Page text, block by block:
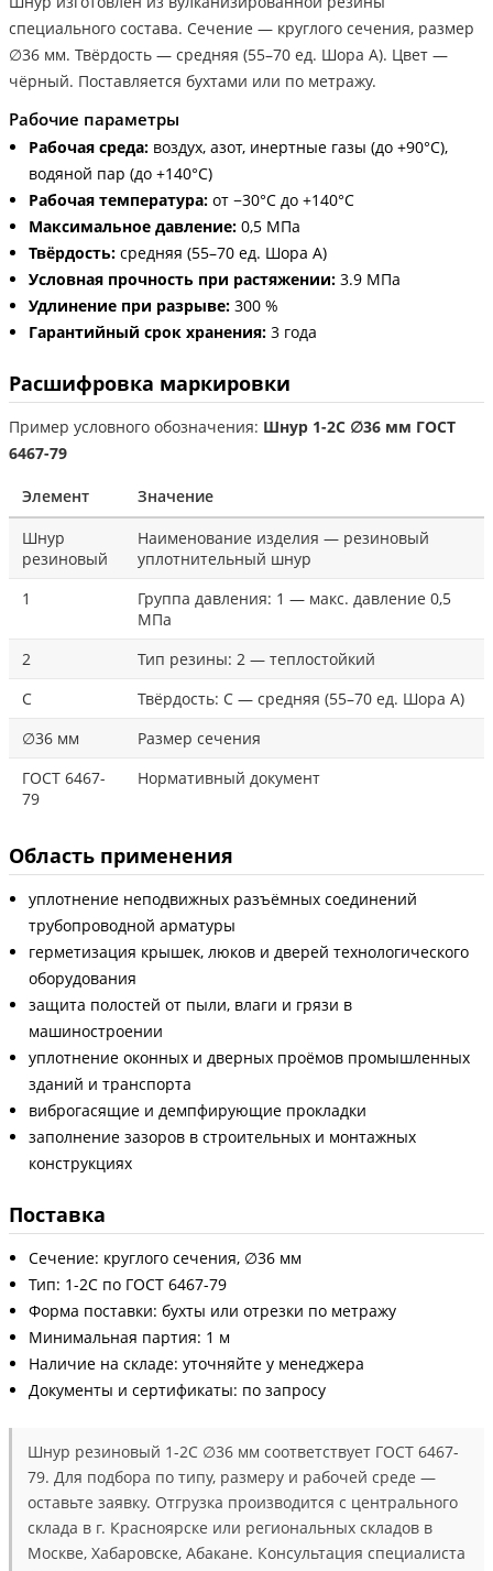
специального состава. Сечение — круглого сечения, размер
∅36 мм. Твёрдость — средняя (55–70 ед. Шора А). Цвет —
чёрный. Поставляется бухтами или по метражу.
Рабочие параметры
Рабочая среда: воздух, азот, инертные газы (до +90°С),
водяной пар (до +140°С)
Рабочая температура: от −30°С до +140°С
Максимальное давление: 0,5 МПа
Твёрдость: средняя (55–70 ед. Шора А)
Условная прочность при растяжении: 3.9 МПа
Удлинение при разрыве: 300 %
Гарантийный срок хранения: 3 года
Расшифровка маркировки
Пример условного обозначения: Шнур 1-2С ∅36 мм ГОСТ
6467-79
Элемент
Значение
Шнур
резиновый
Наименование изделия — резиновый
уплотнительный шнур
1
Группа давления: 1 — макс. давление 0,5
МПа
2
Тип резины: 2 — теплостойкий
С
Твёрдость: С — средняя (55–70 ед. Шора А)
∅36 мм
Размер сечения
ГОСТ 6467-
79
Нормативный документ
Область применения
уплотнение неподвижных разъёмных соединений
трубопроводной арматуры
герметизация крышек, люков и дверей технологического
оборудования
защита полостей от пыли, влаги и грязи в
машиностроении
уплотнение оконных и дверных проёмов промышленных
зданий и транспорта
виброгасящие и демпфирующие прокладки
заполнение зазоров в строительных и монтажных
конструкциях
Поставка
Сечение: круглого сечения, ∅36 мм
Тип: 1-2С по ГОСТ 6467-79
Форма поставки: бухты или отрезки по метражу
Минимальная партия: 1 м
Наличие на складе: уточняйте у менеджера
Документы и сертификаты: по запросу
Шнур резиновый 1-2С ∅36 мм соответствует ГОСТ 6467-
79. Для подбора по типу, размеру и рабочей среде —
оставьте заявку. Отгрузка производится с центрального
склада в г. Красноярске или региональных складов в
Москве, Хабаровске, Абакане. Консультация специалиста